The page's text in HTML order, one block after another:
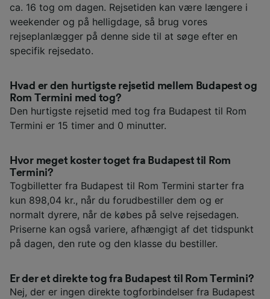
ca. 16 tog om dagen. Rejsetiden kan være længere i
weekender og på helligdage, så brug vores
rejseplanlægger på denne side til at søge efter en
specifik rejsedato.
Hvad er den hurtigste rejsetid mellem Budapest og
Rom Termini med tog?
Den hurtigste rejsetid med tog fra Budapest til Rom
Termini er 15 timer and 0 minutter.
Hvor meget koster toget fra Budapest til Rom
Termini?
Togbilletter fra Budapest til Rom Termini starter fra
kun 898,04 kr., når du forudbestiller dem og er
normalt dyrere, når de købes på selve rejsedagen.
Priserne kan også variere, afhængigt af det tidspunkt
på dagen, den rute og den klasse du bestiller.
Er der et direkte tog fra Budapest til Rom Termini?
Nej, der er ingen direkte togforbindelser fra Budapest